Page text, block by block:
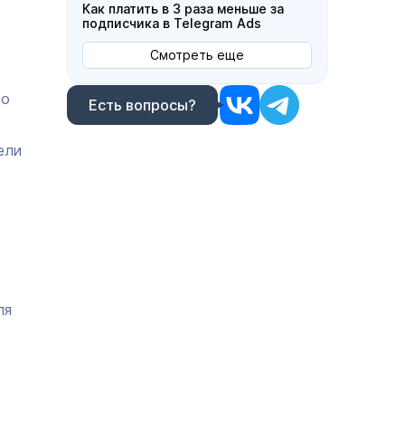
Как платить в 3 раза меньше за
подписчика в Telegram Ads
Смотреть еще
Есть вопросы?